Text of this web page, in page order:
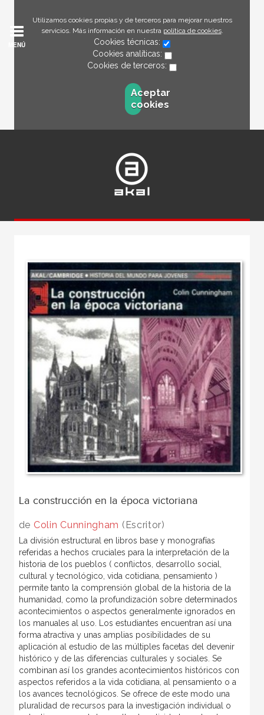
Utilizamos cookies propias y de terceros para mejorar nuestros
servicios. Más información en nuestra política de cookies.
Cookies técnicas:
Cookies analíticas:
Cookies de terceros:
Aceptar
cookies
MENÚ
La construcción en la época victoriana
de Colin Cunningham (Escritor)
La división estructural en libros base y monografías
referidas a hechos cruciales para la interpretación de la
historia de los pueblos ( conflictos, desarrollo social,
cultural y tecnológico, vida cotidiana, pensamiento )
permite tanto la comprensión global de la historia de la
humanidad, como la profundización sobre determinados
acontecimientos o aspectos generalmente ignorados en
los manuales al uso. Los estudiantes encuentran así una
forma atractiva y unas amplias posibilidades de su
aplicación al estudio de las múltiples facetas del devenir
histórico y de las diferencias culturales y sociales. Se
combinan así los grandes acontecimientos históricos con
aspectos referidos a la vida cotidiana, al pensamiento o a
los avances tecnológicos. Se ofrece de este modo una
pluralidad de recursos para la investigación individual o